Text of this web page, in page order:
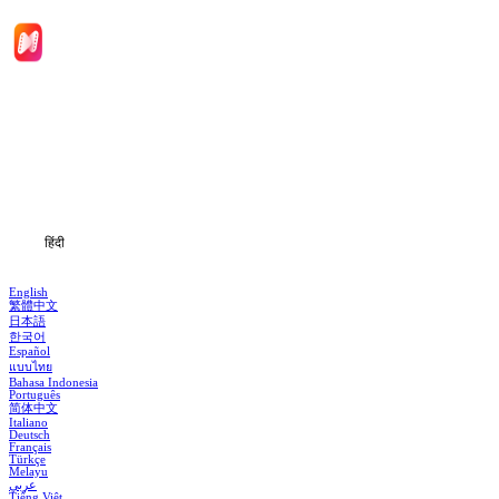
हिंदी
English
繁體中文
日本語
한국어
Español
แบบไทย
Bahasa Indonesia
Português
简体中文
Italiano
Deutsch
Français
Türkçe
Melayu
عربي